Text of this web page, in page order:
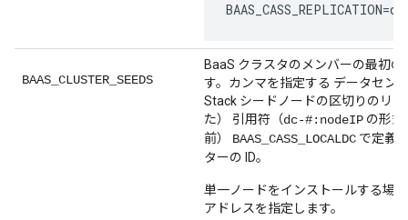
BAAS_CLUSTER_SEEDS
BaaS クラスタのメンバーの最初
す。カンマを指定する データセン
Stack シードノードの区切りのリ
た） 引用符（dc-#:nodeIP の形
前） BAAS_CASS_LOCALDC で定義
ターの ID。
単一ノードをインストールする場
アドレスを指定します。